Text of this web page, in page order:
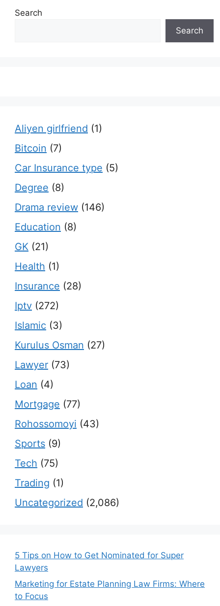
Search
Search
Aliyen girlfriend (1)
Bitcoin (7)
Car Insurance type (5)
Degree (8)
Drama review (146)
Education (8)
GK (21)
Health (1)
Insurance (28)
Iptv (272)
Islamic (3)
Kurulus Osman (27)
Lawyer (73)
Loan (4)
Mortgage (77)
Rohossomoyi (43)
Sports (9)
Tech (75)
Trading (1)
Uncategorized (2,086)
5 Tips on How to Get Nominated for Super
Lawyers
Marketing for Estate Planning Law Firms: Where
to Focus